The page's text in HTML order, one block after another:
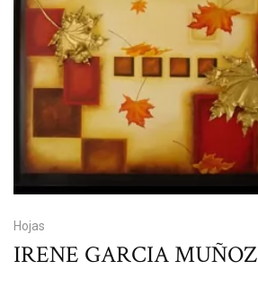
Hojas
IRENE GARCIA MUÑOZ